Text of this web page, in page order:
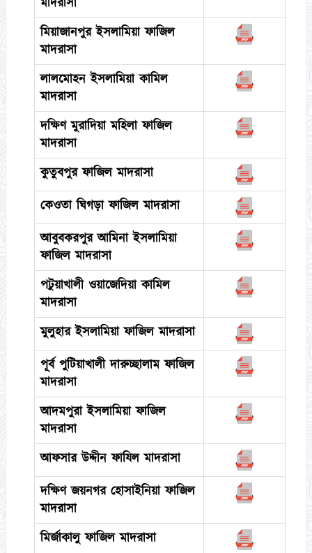
মিয়াজানপুর ইসলামিয়া ফাজিল
মাদরাসা
লালমোহন ইসলামিয়া কামিল
মাদরাসা
দক্ষিণ মুরাদিয়া মহিলা ফাজিল
মাদরাসা
কুতুবপুর ফাজিল মাদরাসা
কেওতা ঘিগড়া ফাজিল মাদরাসা
আবুবকরপুর আমিনা ইসলামিয়া
ফাজিল মাদরাসা
পটুয়াখালী ওয়াজেদিয়া কামিল
মাদরাসা
মুলুহার ইসলামিয়া ফাজিল মাদরাসা
পূর্ব পুটিয়াখালী দারুচ্ছালাম ফাজিল
মাদরাসা
আদমপুরা ইসলামিয়া ফাজিল
মাদরাসা
আফসার উদ্দীন ফাযিল মাদরাসা
দক্ষিণ জয়নগর হোসাইনিয়া ফাজিল
মাদরাসা
মির্জাকালু ফাজিল মাদরাসা